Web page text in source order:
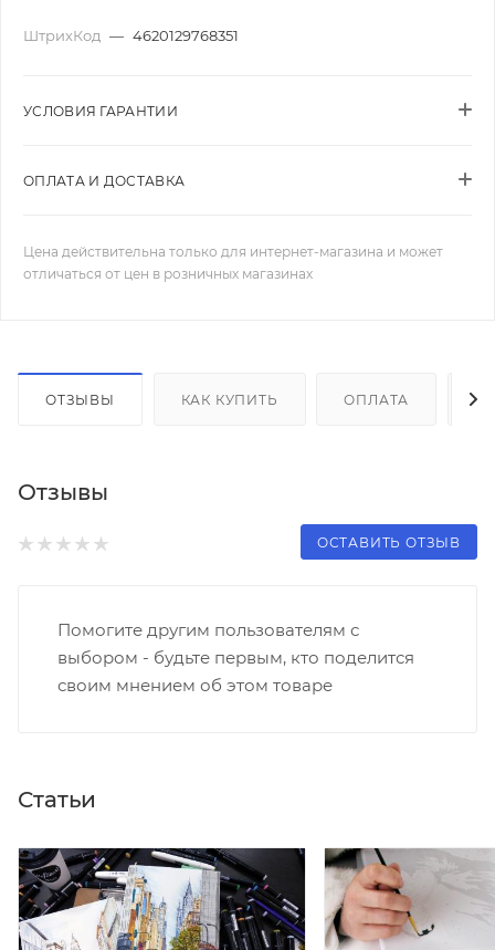
ШтрихКод — 4620129768351
УСЛОВИЯ ГАРАНТИИ
ОПЛАТА И ДОСТАВКА
Цена действительна только для интернет-магазина и может
отличаться от цен в розничных магазинах
ОТЗЫВЫ КАК КУПИТЬ ОПЛАТА
Отзывы
ОСТАВИТЬ ОТЗЫВ
Помогите другим пользователям с
выбором - будьте первым, кто поделится
своим мнением об этом товаре
Статьи